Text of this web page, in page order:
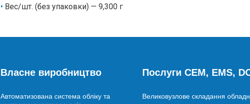
Вес/шт. (без упаковки) — 9,300 г
Власне виробництво
Автоматизована система обліку та
Послуги CEM, EMS,
Великовузлове складання